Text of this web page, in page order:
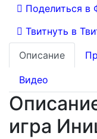
Поделиться в
Твитнуть в
Описание
Видео
игра